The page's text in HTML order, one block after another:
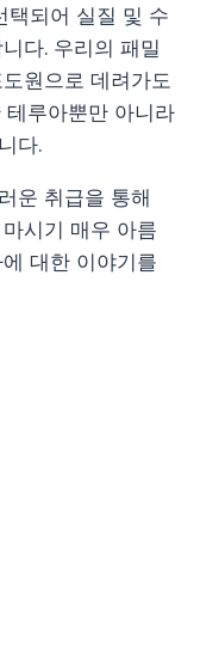
택되어 실질 및 수
다. 우리의 패밀
원으로 데려가도
루아뿐만 아니라
다.
운 취급을 통해
시기 매우 아름
대한 이야기를